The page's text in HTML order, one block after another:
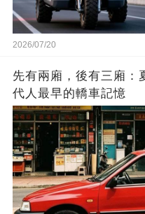
2026/07/20
先有兩廂，後有三廂：
代人最早的轎車記憶